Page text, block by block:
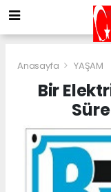
Anasayfa YAŞAM
Bir